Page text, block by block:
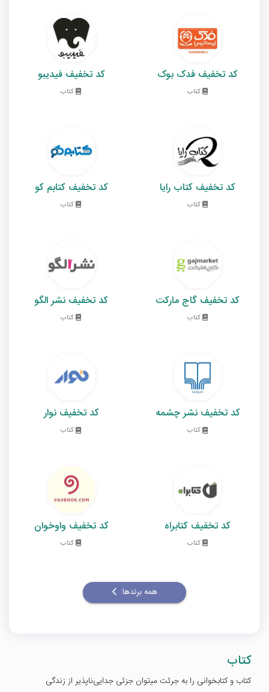
کد تخفیف فدک بوک
کتاب
کد تخفیف فیدیبو
کتاب
کد تخفیف کتاب رایا
کتاب
کد تخفیف کتابم کو
کتاب
کد تخفیف گاج مارکت
کتاب
کد تخفیف نشر الگو
کتاب
کد تخفیف نشر چشمه
کتاب
کد تخفیف نوار
کتاب
کد تخفیف کتابراه
کتاب
کد تخفیف واوخوان
کتاب
همه برندها
کتاب
کتاب و کتابخوانی را به جرئت می‎‍‌‌‌توان جزئی جدایی‌ناپذیر از زندگی